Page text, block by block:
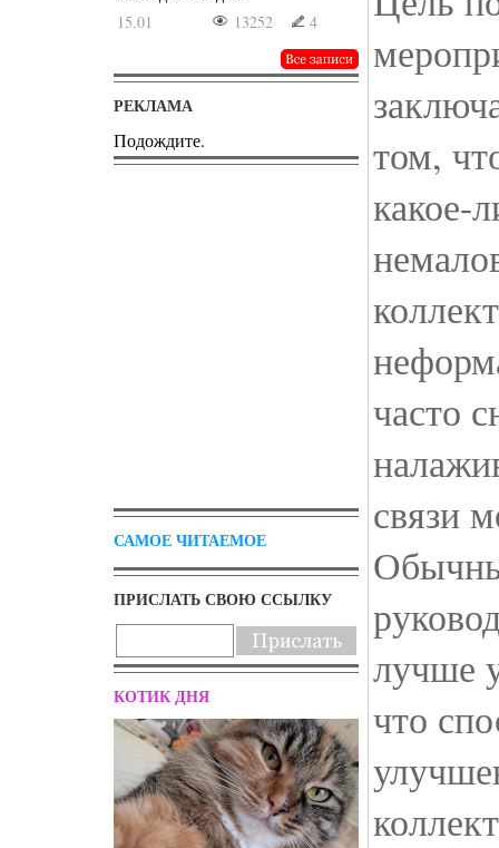
15.01
13252 4
РЕКЛАМА
Подождите.
САМОЕ ЧИТАЕМОЕ
ПРИСЛАТЬ СВОЮ ССЫЛКУ
КОТИК ДНЯ
том,
какое-
часто
связи
лучше
что